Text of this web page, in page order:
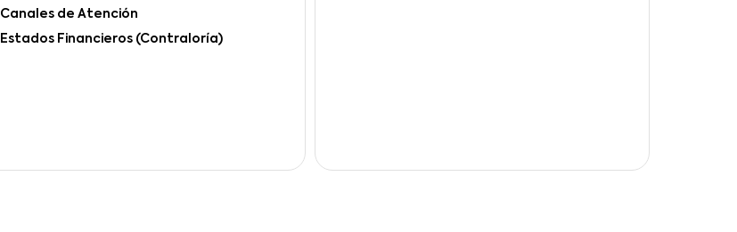
Canales de Atención
Estados Financieros (Contraloría)